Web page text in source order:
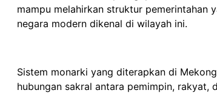
mampu melahirkan struktur pemerintahan
negara modern dikenal di wilayah ini.
Sistem monarki yang diterapkan di
hubungan sakral antara pemimpin, rakyat,